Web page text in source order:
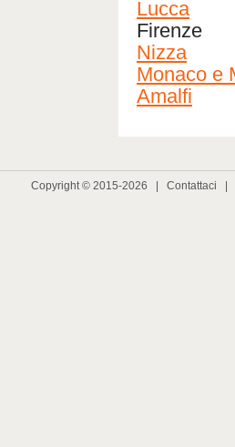
Lucca
Firenze
Nizza
Monaco e
Amalfi
Copyright © 2015-2026 | Contattaci